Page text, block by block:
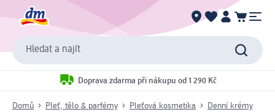
Hledat a najít
Doprava zdarma při nákupu od 1 290 Kč
Domů Pleť, tělo & parfémy Pleťová kosmetika Denní krémy